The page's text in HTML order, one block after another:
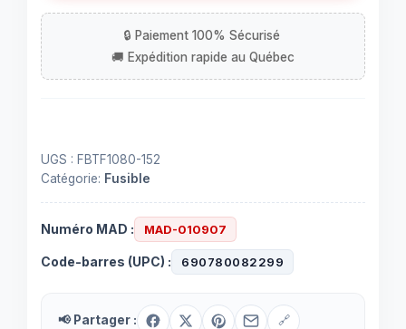
/
306
°F
UGS : FBTF1080-152
Catégorie: Fusible
Numéro MAD : MAD-010907
Code-barres (UPC) : 690780082299
📢 Partager : 🔗